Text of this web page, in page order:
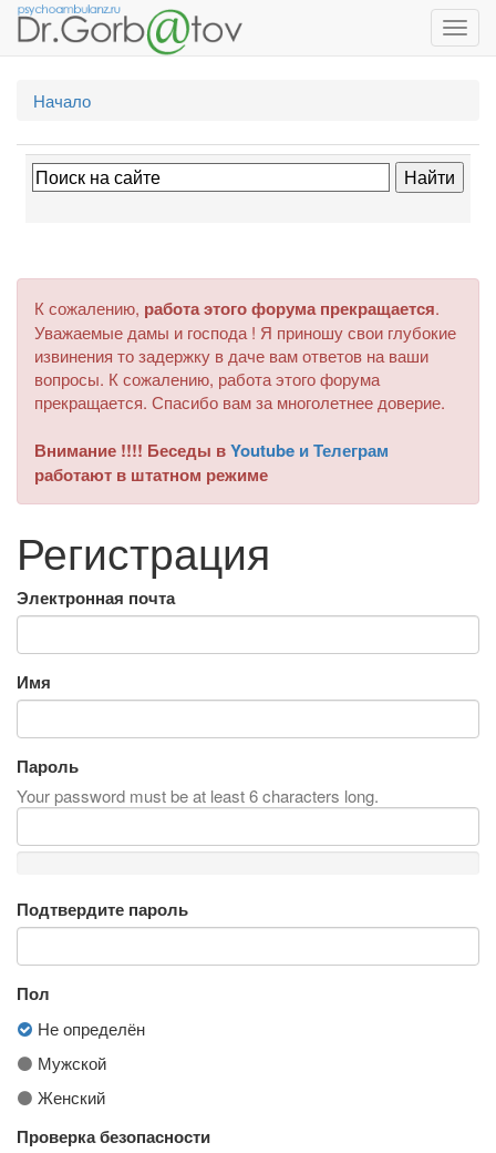
Начало
К сожалению, работа этого форума прекращается.
Уважаемые дамы и господа ! Я приношу свои глубокие
извинения то задержку в даче вам ответов на ваши
вопросы. К сожалению, работа этого форума
прекращается. Спасибо вам за многолетнее доверие.
Внимание !!!! Беседы вYoutube и Телеграм
работают в штатном режиме
Регистрация
Электронная почта
Имя
Пароль
Your password must be at least 6 characters long.
Подтвердите пароль
Пол
Не определён
Мужской
Женский
Проверка безопасности